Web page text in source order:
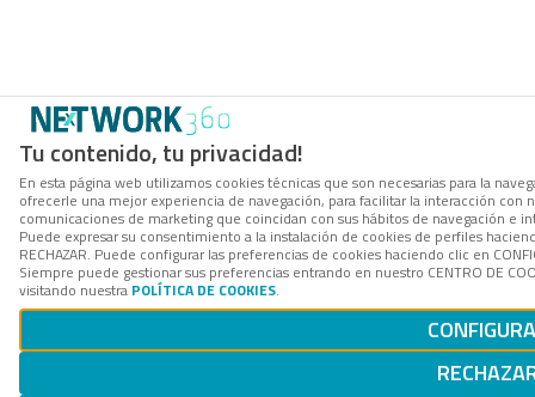
Tu contenido, tu privacidad!
En esta página web utilizamos cookies técnicas que son necesarias para la
ofrecerle una mejor experiencia de navegación, para facilitar la interacción con
comunicaciones de marketing que coincidan con sus hábitos de navegación e
Puede expresar su consentimiento a la instalación de cookies de perfiles
RECHAZAR. Puede configurar las preferencias de cookies haciendo clic en
Siempre puede gestionar sus preferencias entrando en nuestro CENTRO DE
visitando nuestra POLÍTICA DE COOKIES.